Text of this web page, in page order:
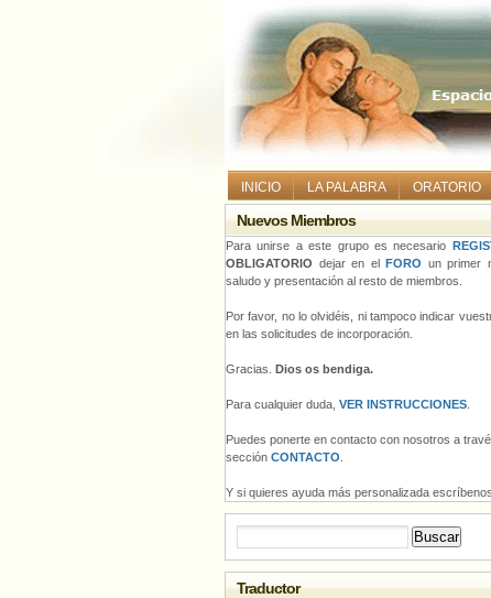
INICIO LA PALABRA ORATORIO
Nuevos Miembros
Para unirse a este grupo es necesario
OBLIGATORIO dejar en el FORO un primer
saludo y presentación al resto de miembros.
Por favor, no lo olvidéis, ni tampoco indicar
en las solicitudes de incorporación.
Gracias. Dios os bendiga.
Para cualquier duda, VER INSTRUCCIONES
Puedes ponerte en contacto con nosotros a
sección CONTACTO
Y si quieres ayuda más personalizada escríbenos
Traductor